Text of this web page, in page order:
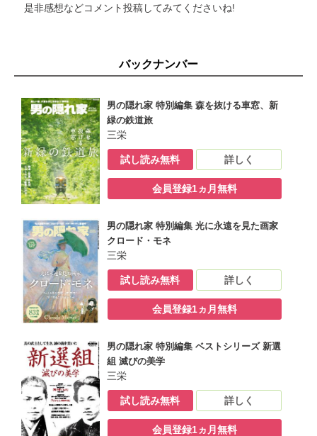
駆け抜けろ！』／池袋 ─IKEBUKURO─
時空旅人別冊 大人が読みたい エリック・カールと色のひみつ 告
男の隠れ家 特別編集 森を抜ける車窓、新緑の鉄道旅 告知
定期購読キャンペーンのお知らせ
奥付
裏表紙
是非感想などコメント投稿してみてくださいね!
バックナンバー
男の隠れ家 特別編集 森を抜ける車窓、新
緑の鉄道旅
三栄
試し読み無料 詳しく
会員登録1ヵ月無料
男の隠れ家 特別編集 光に永遠を見た画家
クロード・モネ
三栄
試し読み無料 詳しく
会員登録1ヵ月無料
男の隠れ家 特別編集 ベストシリーズ 新選
組 滅びの美学
三栄
試し読み無料 詳しく
会員登録1ヵ月無料